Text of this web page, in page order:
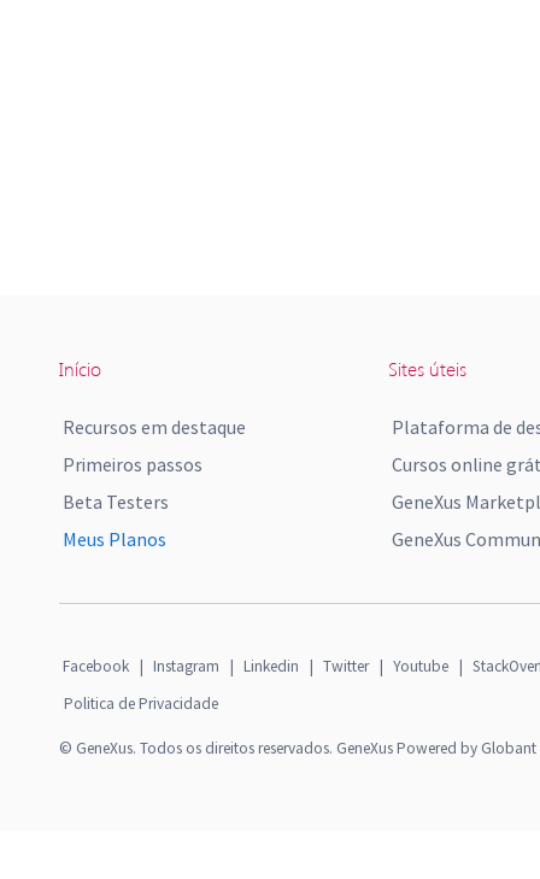
Início
Recursos em destaque
Primeiros passos
Beta Testers
Meus Planos
Sites úteis
Plataforma de
Cursos online
GeneXus
GeneXus
Facebook | Instagram | Linkedin | Twitter | Youtube |
Politica de Privacidade
© GeneXus. Todos os direitos reservados. GeneXus Powered by Globant